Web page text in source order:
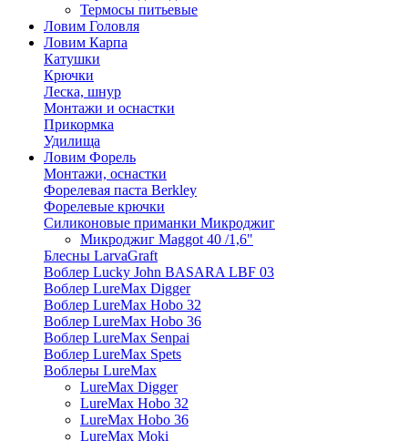
Термосы питьевые
Ловим Головля
Ловим Карпа
Катушки
Крючки
Леска, шнур
Монтажи и оснастки
Прикормка
Удилища
Ловим Форель
Монтажи, оснастки
Форелевая паста Berkley
Форелевые крючки
Силиконовые приманки Микроджиг
Микроджиг Maggot 40 /1,6"
Блесны LarvaGraft
Воблер Lucky John BASARA LBF 03
Воблер LureMax Digger
Воблер LureMax Hobo 32
Воблер LureMax Hobo 36
Воблер LureMax Senpai
Воблер LureMax Spets
Воблеры LureMax
LureMax Digger
LureMax Hobo 32
LureMax Hobo 36
LureMax Moki